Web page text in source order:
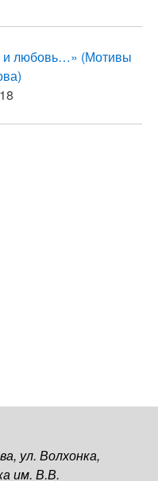
и любовь…» (Мотивы
ул. Волхонка,
им. В.В.